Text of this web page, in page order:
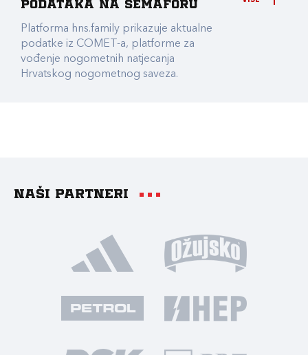
podataka na Semaforu
Platforma hns.family prikazuje aktualne
podatke iz COMET-a, platforme za
vođenje nogometnih natjecanja
Hrvatskog nogometnog saveza.
Naši partneri